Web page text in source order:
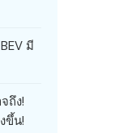
มี
ถึง!
ขึ้น!